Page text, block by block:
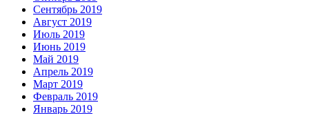
Сентябрь 2019
Август 2019
Июль 2019
Июнь 2019
Май 2019
Апрель 2019
Март 2019
Февраль 2019
Январь 2019